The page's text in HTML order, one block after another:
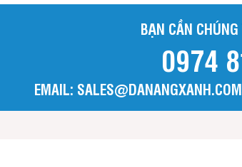
BẠN CẦN
0974
EMAIL: